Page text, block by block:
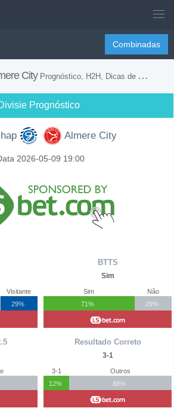
Combinadas
City Prognóstico, H2H, Dicas de Apostas e Previsão do Jogo
Prognóstico
Almere City
2026-05-09 19:00
Visitante
29%
BTTS
Sim
Sim
71%
Não
29%
Resultado Correto
3-1
3-1
12%
Outros
88%